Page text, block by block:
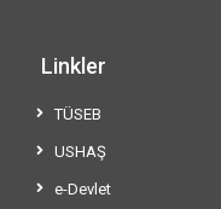
Linkler
TÜSEB
USHAŞ
e-Devlet